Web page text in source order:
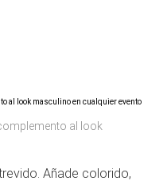
al look
Añade colorido,